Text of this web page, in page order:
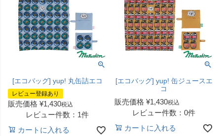
[エコバッグ] yup! 丸缶詰エコ
レビュー登録あり
販売価格 ¥1,430税込
レビュー件数：1件
カートに入れる
[エコバッグ] yup! 缶ジュースエ
コ
販売価格 ¥1,430税込
レビュー件数：0件
カートに入れる